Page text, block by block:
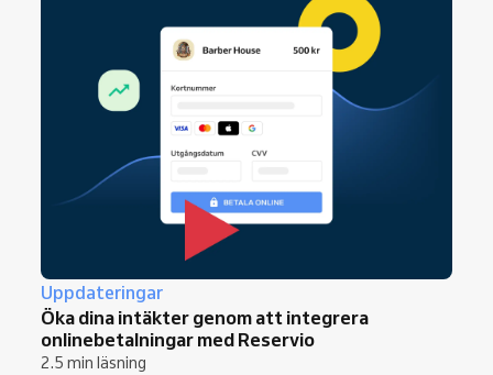
Uppdateringar
Öka dina intäkter genom att integrera
onlinebetalningar med Reservio
2.5 min läsning